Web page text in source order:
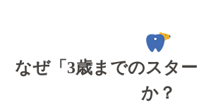
なぜ「3歳までのスタ
か？